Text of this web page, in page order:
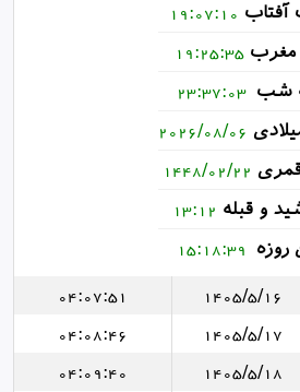
19:07:10
19:25:35
شب 23:37:03
2026/08/06
1448/02/22
و قبله 13:12
15:18:39
1405/5/16
04:07:51
1405/5/17
04:08:46
1405/5/18
04:09:40